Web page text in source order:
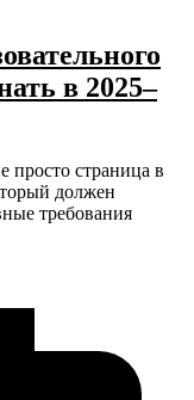
в 2025–
просто страница в
должен
требования